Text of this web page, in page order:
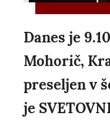
Danes je
Mohorič,
preseljen v
je